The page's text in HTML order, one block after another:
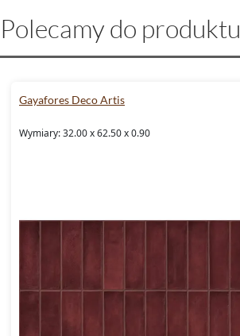
Polecamy do produktu
Gayafores Deco Artis
Wymiary: 32.00 x 62.50 x 0.90